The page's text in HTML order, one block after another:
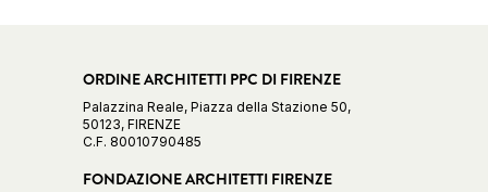
ORDINE ARCHITETTI PPC DI FIRENZE
Palazzina Reale, Piazza della Stazione 50,
50123, FIRENZE
C.F. 80010790485
FONDAZIONE ARCHITETTI FIRENZE